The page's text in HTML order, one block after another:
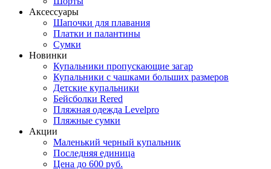
Аксессуары
Шапочки для плавания
Платки и палантины
Сумки
Новинки
Купальники пропускающие загар
Купальники с чашками больших размеров
Детские купальники
Бейсболки Rered
Пляжная одежда Levelpro
Пляжные сумки
Акции
Маленький черный купальник
Последняя единица
Цена до 600 руб.